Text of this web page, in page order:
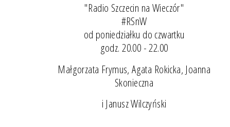
"Radio Szczecin na Wieczór"
#RSnW
od poniedziałku do czwartku
godz. 20.00 - 22.00
Małgorzata Frymus, Agata Rokicka, Joanna
Skonieczna
i Janusz Wilczyński